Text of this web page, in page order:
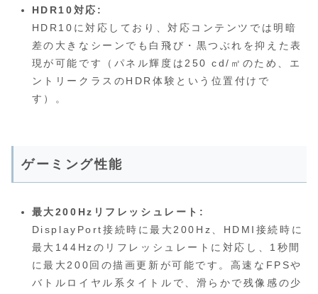
HDR10対応:
HDR10に対応しており、対応コンテンツでは明暗
差の大きなシーンでも白飛び・黒つぶれを抑えた表
現が可能です（パネル輝度は250 cd/㎡のため、エ
ントリークラスのHDR体験という位置付けで
す）。
ゲーミング性能
最大200Hzリフレッシュレート:
DisplayPort接続時に最大200Hz、HDMI接続時に
最大144Hzのリフレッシュレートに対応し、1秒間
に最大200回の描画更新が可能です。高速なFPSや
バトルロイヤル系タイトルで、滑らかで残像感の少